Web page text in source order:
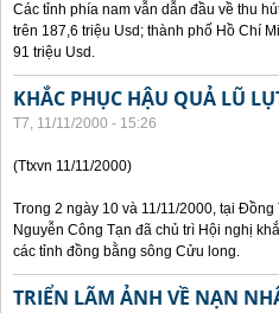
Các tỉnh phía nam vẫn dẫn đầu về thu
trên 187,6 triệu Usd; thành phố Hồ Chí
91 triệu Usd.
KHẮC PHỤC HẬU QUẢ LŨ
T7, 11/11/2000 - 15:26
(Ttxvn 11/11/2000)
Trong 2 ngày 10 và 11/11/2000, tại
Nguyễn Công Tạn đã chủ trì Hội nghị
các tỉnh đồng bằng sông Cửu long.
TRIỂN LÃM ẢNH VỀ NẠN